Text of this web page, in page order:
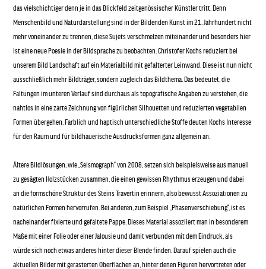
das vielschichtiger denn je in das Blickfeld zeitgenössischer Künstler tritt. Denn
Menschenbild und Naturdarstellung sind in der Bildenden Kunst im 21. Jahrhundert nicht
mehr voneinander zu trennen, diese Sujets verschmelzen miteinander und besonders hier
ist eine neue Poesie in der Bildsprache zu beobachten. Christofer Kochs reduziert bei
unserem Bild Landschaft auf ein Materialbild mit gefalterter Leinwand. Diese ist nun nicht
ausschließlich mehr Bildträger, sondern zugleich das Bildthema. Das bedeutet, die
Faltungen im unteren Verlauf sind durchaus als topografische Angaben zu verstehen, die
nahtlos in eine zarte Zeichnung von figürlichen Silhouetten und reduzierten vegetabilen
Formen übergehen. Farblich und haptisch unterschiedliche Stoffe deuten Kochs Interesse
für den Raum und für bildhauerische Ausdrucksformen ganz allgemein an.
Ältere Bildlösungen, wie „Seismograph“ von 2008, setzen sich beispielsweise aus manuell
zu gesägten Holzstücken zusammen, die einen gewissen Rhythmus erzeugen und dabei
an die formschöne Struktur des Steins Travertin erinnern, also bewusst Assoziationen zu
natürlichen Formen hervorrufen. Bei anderen, zum Beispiel „Phasenverschiebung“, ist es
nacheinander fixierte und gefaltete Pappe. Dieses Material assoziiert man in besonderem
Maße mit einer Folie oder einer Jalousie und damit verbunden mit dem Eindruck, als
würde sich noch etwas anderes hinter dieser Blende finden. Darauf spielen auch die
aktuellen Bilder mit gerasterten Oberflächen an, hinter denen Figuren hervortreten oder